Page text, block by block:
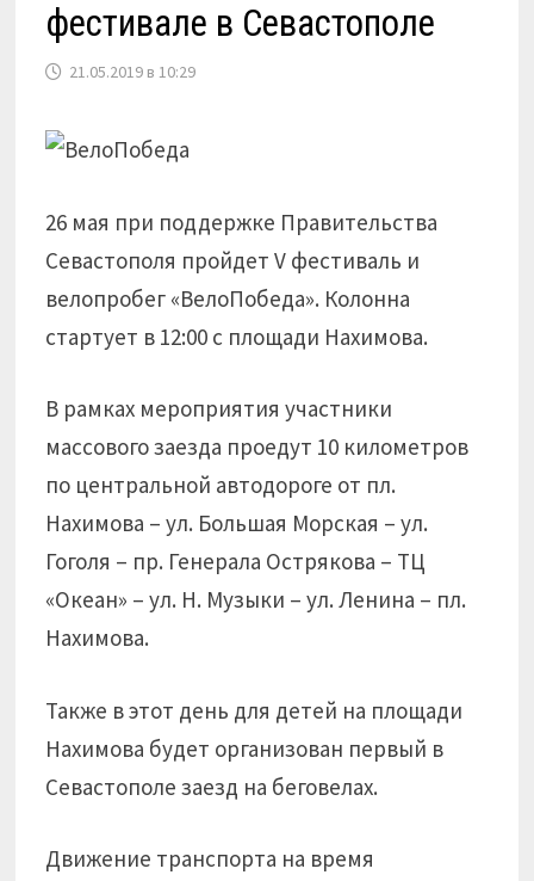
фестивале в Севастополе
21.05.2019 в 10:29
26 мая при поддержке Правительства
Севастополя пройдет V фестиваль и
велопробег «ВелоПобеда». Колонна
стартует в 12:00 с площади Нахимова.
В рамках мероприятия участники
массового заезда проедут 10 километров
по центральной автодороге от пл.
Нахимова – ул. Большая Морская – ул.
Гоголя – пр. Генерала Острякова – ТЦ
«Океан» – ул. Н. Музыки – ул. Ленина – пл.
Нахимова.
Также в этот день для детей на площади
Нахимова будет организован первый в
Севастополе заезд на беговелах.
Движение транспорта на время